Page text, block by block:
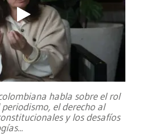
habla sobre el rol
el derecho al
y los desafíos
...